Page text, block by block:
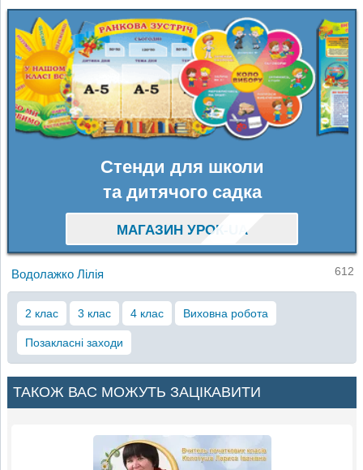
Стенди для школи
та дитячого садка
МАГАЗИН УРОК-UA
Водолажко Лілія 612
2 клас 3 клас 4 клас Виховна робота
Позакласні заходи
ТАКОЖ ВАС МОЖУТЬ ЗАЦІКАВИТИ